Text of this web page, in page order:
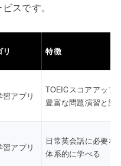
スです。
特徴
習アプリ
TOEICスコアアップ
豊富な問題演習と講
習アプリ
日常英会話に必要な
体系的に学べる